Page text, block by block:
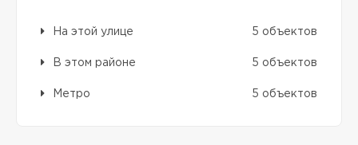
На этой улице 5 объектов
В этом районе 5 объектов
Метро 5 объектов